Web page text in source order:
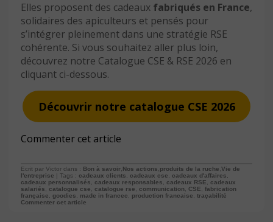
Elles proposent des cadeaux fabriqués en France,
solidaires des apiculteurs et pensés pour
s’intégrer pleinement dans une stratégie RSE
cohérente. Si vous souhaitez aller plus loin,
découvrez notre Catalogue CSE & RSE 2026 en
cliquant ci-dessous.
Découvrir notre catalogue CSE 2026
Commenter cet article
Ecrit par Victor dans : Bon à savoir, Nos actions,produits de la ruche,Vie de
l'entreprise | Tags : cadeaux clients, cadeaux cse, cadeaux d'affaires,
cadeaux personnalisés, cadeaux responsables, cadeaux RSE, cadeaux
salariés, catalogue cse, catalogue rse, communication, CSE, fabrication
française, goodies, made in francec, production francaise, traçabilité
Commenter cet article